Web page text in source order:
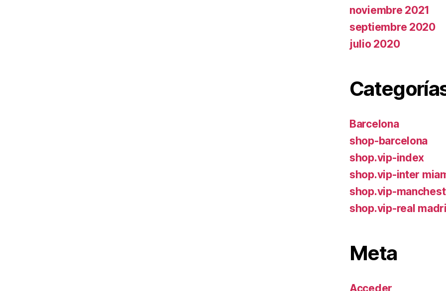
noviembre 2021
septiembre 2020
julio 2020
Barcelona
shop-barcelona
shop.vip-index
shop.vip-inter
shop.vip-
shop.vip-real
Meta
Acceder